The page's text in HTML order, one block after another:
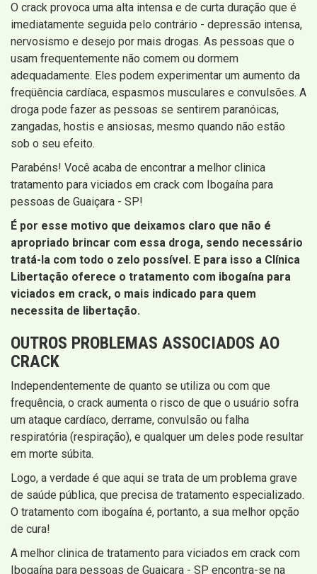
O crack provoca uma alta intensa e de curta duração que é
imediatamente seguida pelo contrário - depressão intensa,
nervosismo e desejo por mais drogas. As pessoas que o
usam frequentemente não comem ou dormem
adequadamente. Eles podem experimentar um aumento da
freqüência cardíaca, espasmos musculares e convulsões. A
droga pode fazer as pessoas se sentirem paranóicas,
zangadas, hostis e ansiosas, mesmo quando não estão
sob o seu efeito.
Parabéns! Você acaba de encontrar a melhor clinica
tratamento para viciados em crack com Ibogaína para
pessoas de Guaiçara - SP!
É por esse motivo que deixamos claro que não é
apropriado brincar com essa droga, sendo necessário
tratá-la com todo o zelo possível. E para isso a Clínica
Libertação oferece o tratamento com ibogaína para
viciados em crack, o mais indicado para quem
necessita de libertação.
OUTROS PROBLEMAS ASSOCIADOS AO
CRACK
Independentemente de quanto se utiliza ou com que
frequência, o crack aumenta o risco de que o usuário sofra
um ataque cardíaco, derrame, convulsão ou falha
respiratória (respiração), e qualquer um deles pode resultar
em morte súbita.
Logo, a verdade é que aqui se trata de um problema grave
de saúde pública, que precisa de tratamento especializado.
O tratamento com ibogaína é, portanto, a sua melhor opção
de cura!
A melhor clinica de tratamento para viciados em crack com
Ibogaína para pessoas de Guaiçara - SP encontra-se na